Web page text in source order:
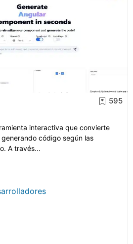
595
interactiva que convierte
código según las
A través...